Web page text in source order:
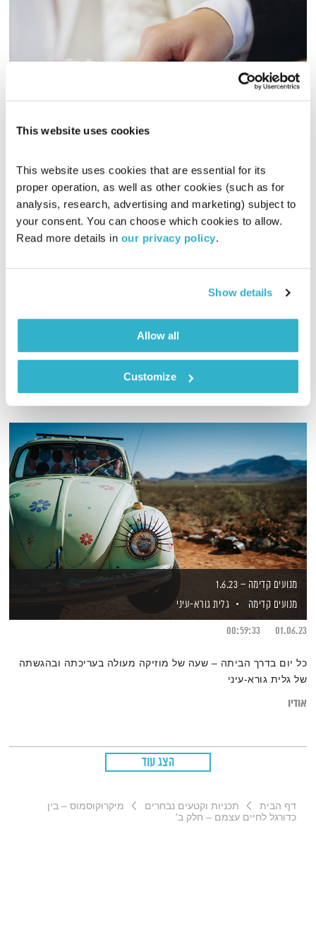
This website uses cookies
This website uses cookies that are essential for its
proper operation, as well as other cookies (such as for
analysis, research, advertising and marketing) subject to
your consent. You can choose which cookies to allow.
Read more details in our privacy policy.
Show details
Allow all
Customize
בחברה טובה
דנה דבוריןואמיר פרי
03.04.19
00:58:45
דנה דבורין ואמיר פרי מקדישים את התכנית לזוגיות – התפתחות,
נפרדות ומה שביניהם. אורחים באולפן: חוה ואלעד אלאוהב, מלווים
מנועים קדימה – 1.6.23
מנועים קדימה
גלית גורא-עיני
01.06.23
00:59:33
כל יום בדרך הביתה – שעה של מוזיקה מעולה בעריכתה ובהגשתה
של גלית גורא-עיני
אודיו
הצג עוד
דף הבית תכניות וקטעים נבחרים
מיקרוקוסמוס – בין
כדורגל לחיים עצמם – חלק ב'